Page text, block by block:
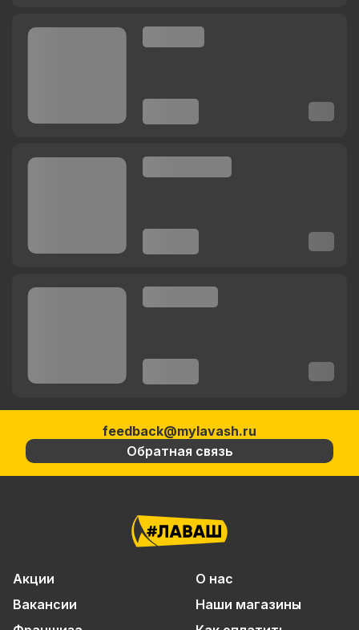
feedback@mylavash.ru
Обратная связь
Акции
О нас
Вакансии
Наши магазины